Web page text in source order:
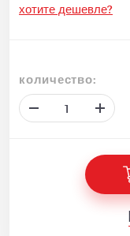
хотите дешевле?
количество: